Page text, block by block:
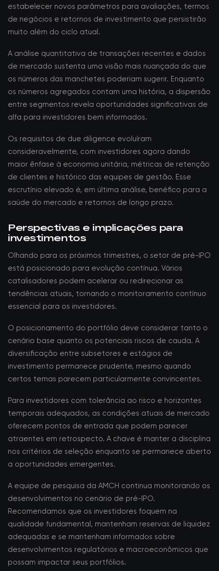
estabelecer novos parâmetros para avaliações, termos
de negócios e retornos de investimento que persistirão
muito além do ciclo atual.
A análise quantitativa de transações recentes e dados
de mercado sustenta uma visão mais nuançada do que
os números das manchetes poderiam sugerir. Enquanto
os números agregados contam uma história, a dispersão
entre segmentos revela oportunidades significativas de
alfa para investidores bem informados.
Os requisitos de due diligence evoluíram
consideravelmente, com investidores agora dando
maior ênfase à economia unitária, métricas de retenção
de clientes e histórico das equipes de gestão. Esse
escrutínio elevado é, em última análise, benéfico para a
saúde do mercado e retornos de longo prazo.
Perspectivas e implicações para
investimentos
Olhando para os próximos trimestres, o setor de pré-IPO
está posicionado para evolução contínua. Vários
catalisadores podem acelerar ou redirecionar as
tendências atuais, tornando o monitoramento contínuo
essencial para os investidores.
O posicionamento do portfólio deve considerar tanto o
cenário base quanto os potenciais riscos de cauda. A
diversificação entre subsetores e estágios de
investimento permanece prudente, mesmo quando
certos temas parecem particularmente convincentes.
Para investidores com tolerância ao risco e horizontes
temporais adequados, as condições atuais de mercado
oferecem pontos de entrada que podem parecer
atraentes em retrospecto. A chave é manter a disciplina
nos critérios de seleção enquanto se permanece aberto
a oportunidades emergentes.
A equipe de pesquisa da AMCH continua monitorando os
desenvolvimentos no cenário de pré-IPO.
Recomendamos que os investidores foquem na
qualidade fundamental, mantenham reservas de liquidez
adequadas e se mantenham informados sobre
desenvolvimentos regulatórios e macroeconômicos que
possam impactar seus portfólios.